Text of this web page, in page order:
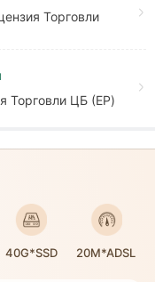
Торговли
Торговли ЦБ (EP)
40G*SSD 20M*ADSL
WikiFX Survey
FXTM